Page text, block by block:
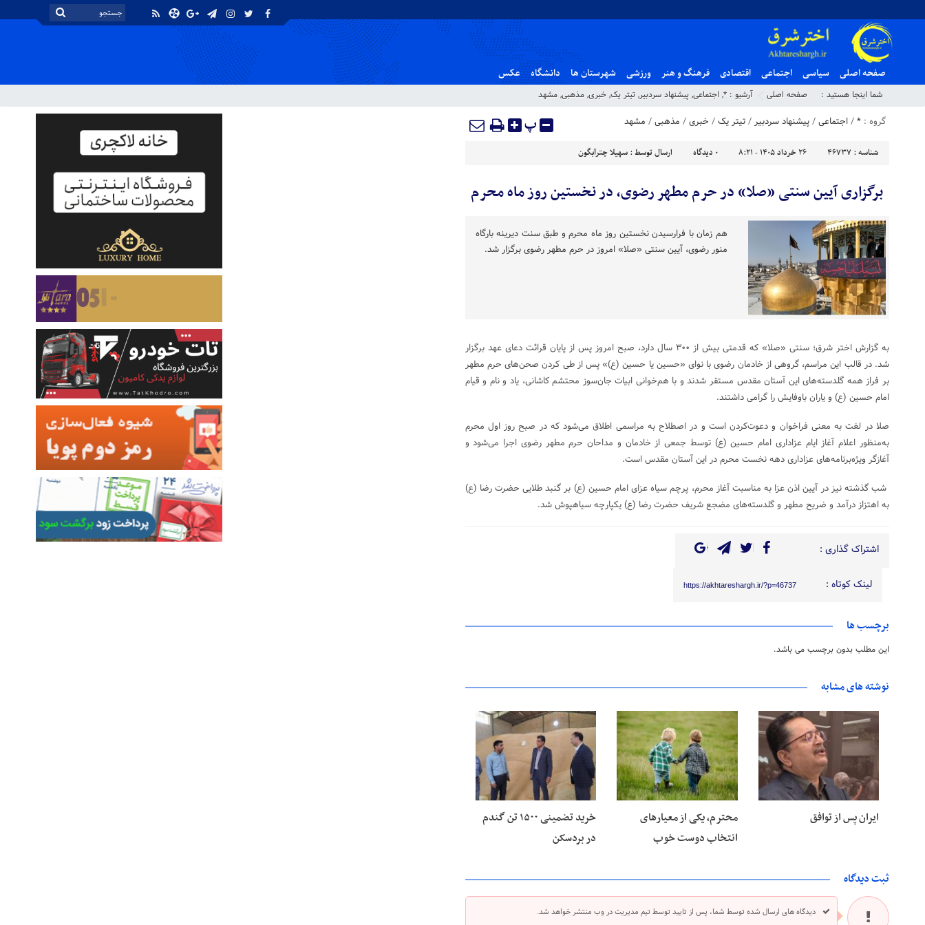
صفحه اصلی سیاسی اجتماعی اقتصادی فرهنگ و هنر ورزشی شهرستان ها دانشگاه عکس
شما اینجا هستید : صفحه اصلی آرشیو : *
, اجتماعی, پیشنهاد سردبیر, تیتر یک, خبری, مذهبی, مشهد
گروه : *
/اجتماعی/پیشنهاد سردبیر/تیتر یک/ خبری/ مذهبی/ مشهد پ
شناسه : 46737 ۲۶ خرداد ۱۴۰۵ - ۸:۲۱ ۰ دیدگاه ارسال توسط : سهیلا چترآبگون
برگزاری آیین سنتی «صلا» در حرم مطهر رضوی، در نخستین روز ماه محرم
هم زمان با فرارسیدن نخستین روز ماه محرم و طبق سنت دیرینه بارگاه
منور رضوی، آیین سنتی «صلا» امروز در حرم مطهر رضوی برگزار شد.
به گزارش اختر شرق؛ سنتی «صلا» که قدمتی بیش از ۳۰۰ سال دارد، صبح امروز پس از پایان قرائت دعای عهد برگزار
شد. در قالب این مراسم، گروهی از خادمان رضوی با نوای «حسین یا حسین (ع)» پس از طی کردن صحن‌های حرم مطهر
بر فراز همه گلدسته‌های این آستان مقدس مستقر شدند و با هم‌خوانی ابیات جان‌سوز محتشم کاشانی، یاد و نام و قیام
امام حسین (ع) و یاران باوفایش را گرامی داشتند.
صلا در لغت به معنی فراخوان و دعوت‌کردن است و در اصطلاح به مراسمی اطلاق می‌شود که در صبح روز اول محرم
به‌منظور اعلام آغاز ایام عزاداری امام حسین (ع) توسط جمعی از خادمان و مداحان حرم مطهر رضوی اجرا می‌شود و
آغازگر ویژه‌برنامه‌های عزاداری دهه نخست محرم در این آستان مقدس است.
شب گذشته نیز در آیین اذن عزا به مناسبت آغاز محرم، پرچم سیاه عزای امام حسین (ع) بر گنبد طلایی حضرت رضا (ع)
به اهتزاز درآمد و ضریح مطهر و گلدسته‌های مضجع شریف حضرت رضا (ع) یکپارچه سیاهپوش شد.
اشتراک گذاری :
لینک کوتاه : https://akhtareshargh.ir/?p=46737
برچسب ها
این مطلب بدون برچسب می باشد.
نوشته های مشابه
۲۸ خرداد ۱۴۰۵
ایران پس از توافق
محترم، یکی از معیارهای
انتخاب دوست خوب
۲۷ خرداد ۱۴۰۵
خرید تضمینی ۱۵۰۰ تن گندم
در بردسکن
ثبت دیدگاه
دیدگاه های ارسال شده توسط شما، پس از تایید توسط تیم مدیریت در وب منتشر خواهد شد.